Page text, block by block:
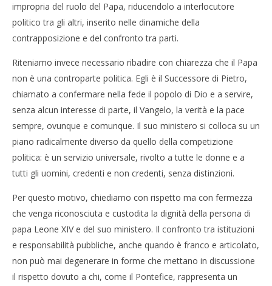
impropria del ruolo del Papa, riducendolo a interlocutore
politico tra gli altri, inserito nelle dinamiche della
contrapposizione e del confronto tra parti.
Riteniamo invece necessario ribadire con chiarezza che il Papa
non è una controparte politica. Egli è il Successore di Pietro,
chiamato a confermare nella fede il popolo di Dio e a servire,
senza alcun interesse di parte, il Vangelo, la verità e la pace
sempre, ovunque e comunque. Il suo ministero si colloca su un
piano radicalmente diverso da quello della competizione
politica: è un servizio universale, rivolto a tutte le donne e a
tutti gli uomini, credenti e non credenti, senza distinzioni.
Per questo motivo, chiediamo con rispetto ma con fermezza
che venga riconosciuta e custodita la dignità della persona di
papa Leone XIV e del suo ministero. Il confronto tra istituzioni
e responsabilità pubbliche, anche quando è franco e articolato,
non può mai degenerare in forme che mettano in discussione
il rispetto dovuto a chi, come il Pontefice, rappresenta un